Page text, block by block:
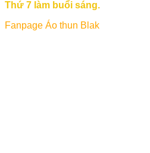
Thứ 7 làm buổi sáng.
Fanpage Áo thun Blak